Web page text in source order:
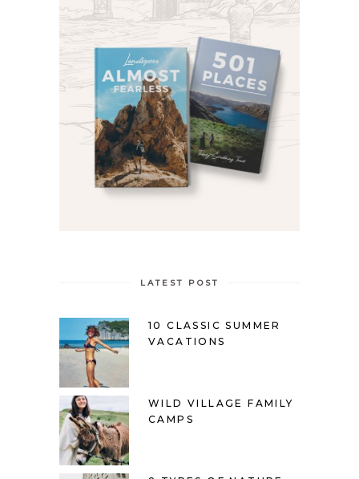
LATEST POST
10 CLASSIC SUMMER
VACATIONS
WILD VILLAGE FAMILY
CAMPS